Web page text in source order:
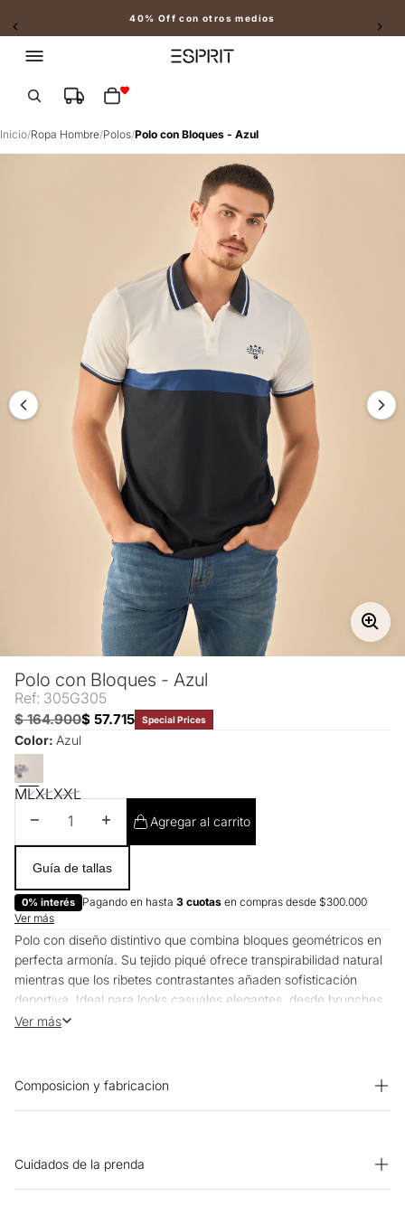
40% Off con otros medios
Slide 2 of 2
Inicio/Ropa Hombre/Polos/Polo con Bloques - Azul
Polo con Bloques - Azul
Ref: 305G305
$ 164.900$ 57.715 Special Prices
Color: Azul
MLXLXXL
Disminuir cantidadAumentar cantidad
Agregar al carrito
Guía de tallas
0% interés Pagando en hasta 3 cuotas en compras desde $300.000
Ver más
Polo con diseño distintivo que combina bloques geométricos en
perfecta armonía. Su tejido piqué ofrece transpirabilidad natural
mientras que los ribetes contrastantes añaden sofisticación
deportiva. Ideal para looks casuales elegantes, desde brunches
hasta reuniones informales, gracias a su versatilidad única que
Ver más
Composicion y fabricacion
Cuidados de la prenda